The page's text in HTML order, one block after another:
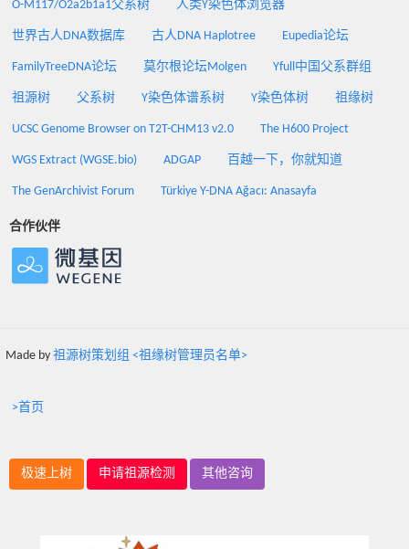
O-M117/O2a2b1a1父系树 人类Y染色体浏览器
世界古人DNA数据库 古人DNA Haplotree Eupedia论坛
FamilyTreeDNA论坛 莫尔根论坛Molgen Yfull中国父系群组
祖源树 父系树 Y染色体谱系树 Y染色体树 祖缘树
UCSC Genome Browser on T2T-CHM13 v2.0 The H600 Project
WGS Extract (WGSE.bio) ADGAP 百越一下，你就知道
The GenArchivist Forum Türkiye Y-DNA Ağacı: Anasayfa
合作伙伴
Made by 祖源树策划组 <祖缘树管理员名单>
>首页
极速上树 申请祖源检测 其他咨询